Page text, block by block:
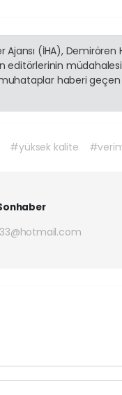
Ajansı (İHA),
editörlerinin
haberi
#yüksek kalite